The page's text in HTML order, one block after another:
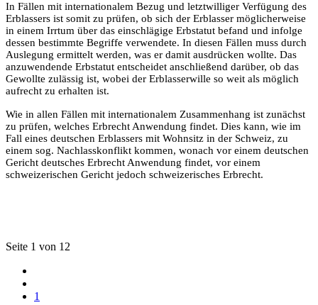
In Fällen mit internationalem Bezug und letztwilliger Verfügung des
Erblassers ist somit zu prüfen, ob sich der Erblasser möglicherweise
in einem Irrtum über das einschlägige Erbstatut befand und infolge
dessen bestimmte Begriffe verwendete. In diesen Fällen muss durch
Auslegung ermittelt werden, was er damit ausdrücken wollte. Das
anzuwendende Erbstatut entscheidet anschließend darüber, ob das
Gewollte zulässig ist, wobei der Erblasserwille so weit als möglich
aufrecht zu erhalten ist.
Wie in allen Fällen mit internationalem Zusammenhang ist zunächst
zu prüfen, welches Erbrecht Anwendung findet. Dies kann, wie im
Fall eines deutschen Erblassers mit Wohnsitz in der Schweiz, zu
einem sog. Nachlasskonflikt kommen, wonach vor einem deutschen
Gericht deutsches Erbrecht Anwendung findet, vor einem
schweizerischen Gericht jedoch schweizerisches Erbrecht.
Seite 1 von 12
1